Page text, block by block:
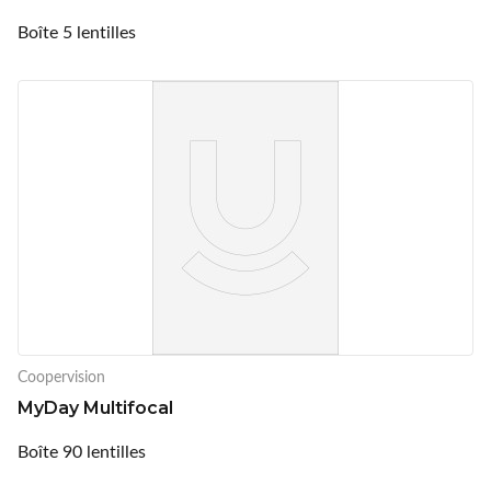
Boîte 5 lentilles
Coopervision
MyDay Multifocal
Boîte 90 lentilles